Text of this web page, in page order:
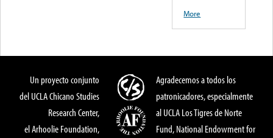
More
Un proyecto conjunto
del UCLA Chicano Studies
Research Center,
el Arhoolie Foundation,
Agradecemos a todos los
patronicadores, especialmente
al UCLA Los Tigres de Norte
Fund, National Endowment for